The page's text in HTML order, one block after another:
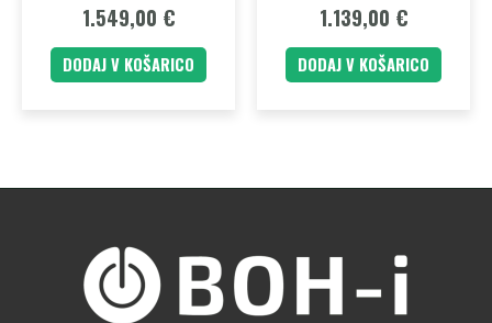
1.549,00 €
DODAJ V KOŠARICO
1.139,00 €
DODAJ V KOŠARICO